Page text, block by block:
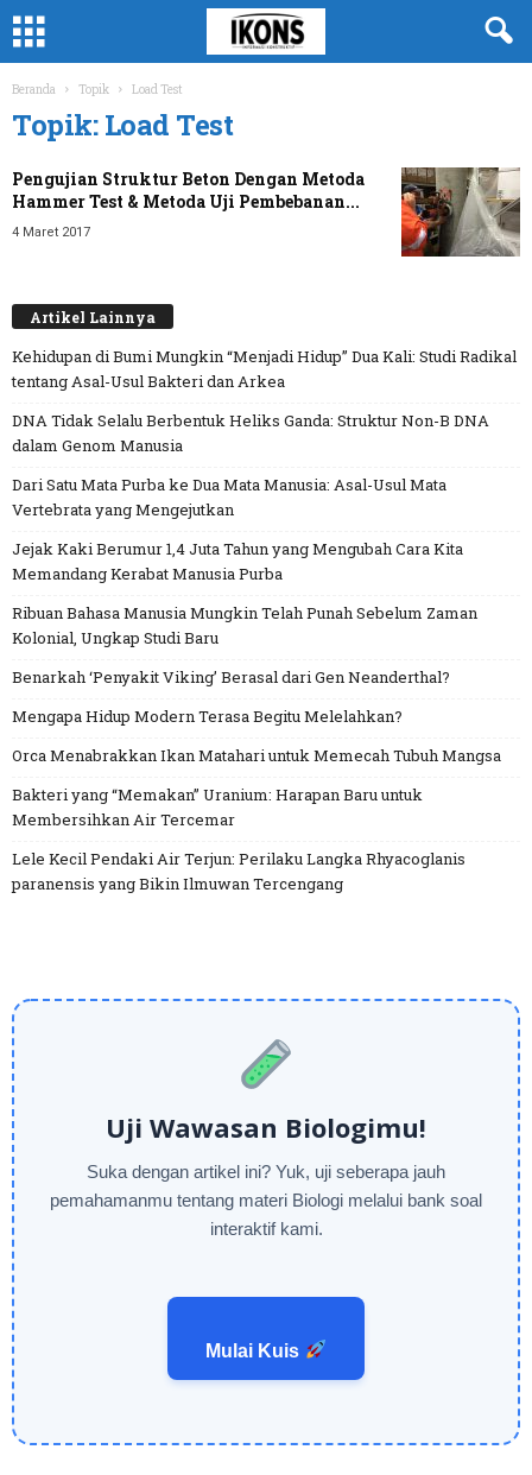
Beranda Topik Load Test
Topik: Load Test
Pengujian Struktur Beton Dengan Metoda
Hammer Test & Metoda Uji Pembebanan...
4 Maret 2017
Artikel Lainnya
Kehidupan di Bumi Mungkin “Menjadi Hidup” Dua Kali: Studi Radikal
tentang Asal-Usul Bakteri dan Arkea
DNA Tidak Selalu Berbentuk Heliks Ganda: Struktur Non-B DNA
dalam Genom Manusia
Dari Satu Mata Purba ke Dua Mata Manusia: Asal-Usul Mata
Vertebrata yang Mengejutkan
Jejak Kaki Berumur 1,4 Juta Tahun yang Mengubah Cara Kita
Memandang Kerabat Manusia Purba
Ribuan Bahasa Manusia Mungkin Telah Punah Sebelum Zaman
Kolonial, Ungkap Studi Baru
Benarkah ‘Penyakit Viking’ Berasal dari Gen Neanderthal?
Mengapa Hidup Modern Terasa Begitu Melelahkan?
Orca Menabrakkan Ikan Matahari untuk Memecah Tubuh Mangsa
Bakteri yang “Memakan” Uranium: Harapan Baru untuk
Membersihkan Air Tercemar
Lele Kecil Pendaki Air Terjun: Perilaku Langka Rhyacoglanis
paranensis yang Bikin Ilmuwan Tercengang
Uji Wawasan Biologimu!
Suka dengan artikel ini? Yuk, uji seberapa jauh
pemahamanmu tentang materi Biologi melalui bank soal
interaktif kami.
Mulai Kuis